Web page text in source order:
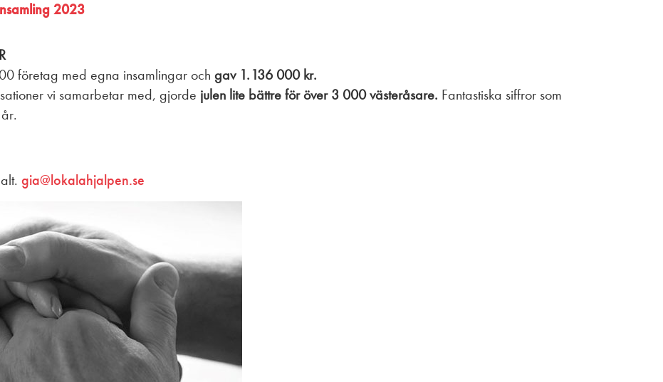
2023
företag med egna insamlingar och gav 1.136 000 kr.
vi samarbetar med, gjorde julen lite bättre för över 3 000 västeråsare. Fantastiska siffror som
alt. gia@lokalahjalpen.se